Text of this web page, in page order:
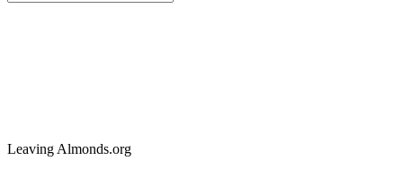
Leaving Almonds.org